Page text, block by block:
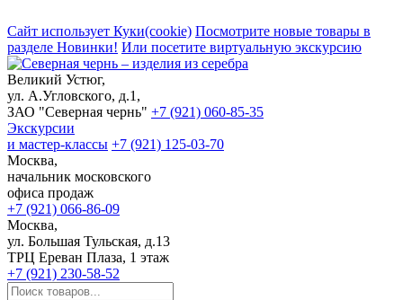
Сайт использует Куки(cookie) Посмотрите новые товары в
разделе Новинки! Или посетите виртуальную экскурсию
Великий Устюг,
ул. А.Угловского, д.1,
ЗАО "Северная чернь" +7 (921) 060-85-35
Экскурсии
и мастер-классы +7 (921) 125-03-70
Москва,
начальник московского
офиса продаж
+7 (921) 066-86-09
Москва,
ул. Большая Тульская, д.13
ТРЦ Ереван Плаза, 1 этаж
+7 (921) 230-58-52